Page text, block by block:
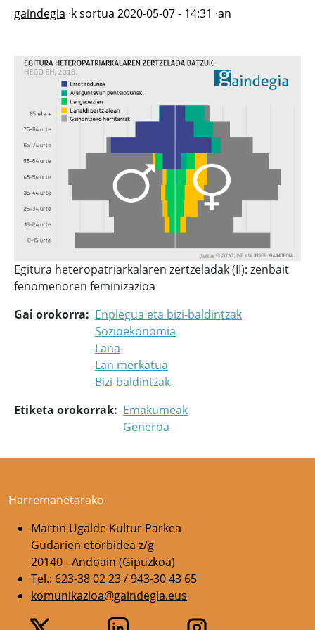
gaindegia ·k sortua 2020-05-07 - 14:31 ·an
Egitura heteropatriarkalaren zertzeladak (II): zenbait
fenomenoren feminizazioa
Gai orokorra
Enplegua eta bizi-baldintzak
Sozioekonomia
Lana
Lan merkatua
Bizi-baldintzak
Etiketa orokorrak
Emakumeak
Generoa
Harremanetarako
Martin Ugalde Kultur Parkea
Gudarien etorbidea z/g
20140 - Andoain (Gipuzkoa)
Tel.: 623-38 02 23 / 943-30 43 65
komunikazioa@gaindegia.eus